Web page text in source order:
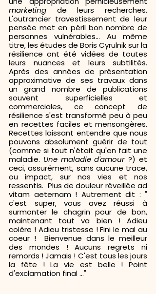
marketing de leurs recherches.
L'outrancier travestissement de leur
pensée met en péril bon nombre de
personnes vulnérables... Au même
titre, les études de Boris Cyrulnik sur la
résilience ont été vidées de toutes
leurs nuances et leurs subtilités.
Après des années de présentation
approximative de ses travaux dans
un grand nombre de publications
souvent superficielles et
commerciales, ce concept de
résilience s'est transformé peu à peu
en recettes faciles et mensongères.
Recettes laissant entendre que nous
pouvons absolument guérir de tout
(comme si tout n'était qu'en fait une
maladie. Une maladie d'amour ?) et
ceci, assurément, sans aucune trace,
ou impact, sur nos vies et nos
ressentis.  Plus de douleur réveillée ad
vitam aeternam ! Autrement dit : "
c'est super, vous avez réussi à
surmonter le chagrin pour de bon,
maintenant tout va bien ! Adieu
colère ! Adieu tristesse ! Fini le mal au
coeur !  Bienvenue dans le meilleur
des mondes ! Aucuns regrets ni
remords ! Jamais ! C'est tous les jours
la fête ! La vie est belle ! Point
d'exclamation final ..."